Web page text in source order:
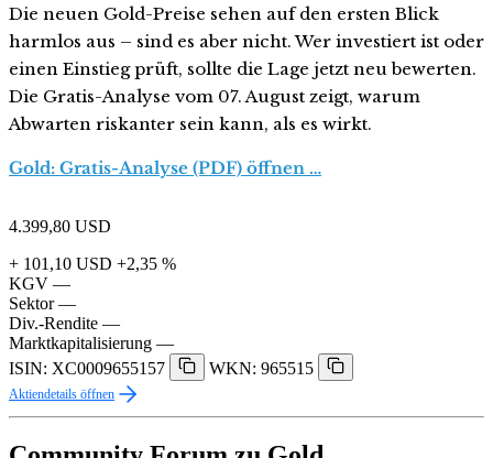
Die neuen Gold-Preise sehen auf den ersten Blick
harmlos aus – sind es aber nicht. Wer investiert ist oder
einen Einstieg prüft, sollte die Lage jetzt neu bewerten.
Die Gratis-Analyse vom 07. August zeigt, warum
Abwarten riskanter sein kann, als es wirkt.
Gold: Gratis-Analyse (PDF) öffnen …
4.399,80 USD
+ 101,10 USD +2,35 %
KGV —
Sektor —
Div.-Rendite —
Marktkapitalisierung —
ISIN: XC0009655157
WKN: 965515
Aktiendetails öffnen